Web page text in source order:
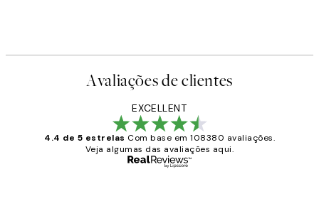
Avaliações de clientes
EXCELLENT
4.4 de 5 estrelas Com base em 108380 avaliações.
Veja algumas das avaliações aqui.